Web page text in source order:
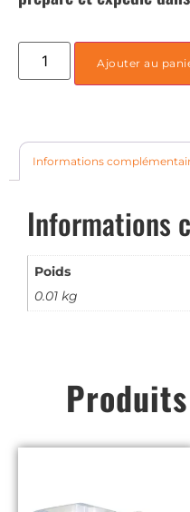
Ajouter au
Informations
Informations
Poids
0.01 kg